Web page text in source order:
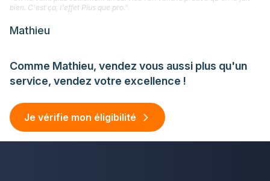
Comme Mathieu, vendez vous aussi plus qu'un
service, vendez votre excellence !
Je vérifie mon éligibilité
bien. C'est ça, l'effet Plus que pro."
Mathieu